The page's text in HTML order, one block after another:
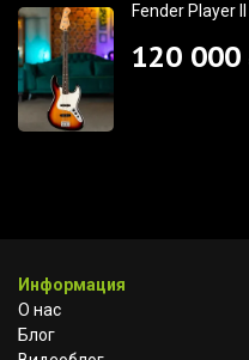
Fender Player
120 000
Информация
О нас
Блог